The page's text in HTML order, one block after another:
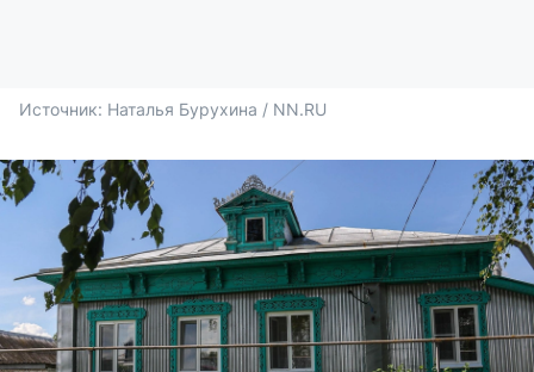
Источник: Наталья Бурухина / NN.RU